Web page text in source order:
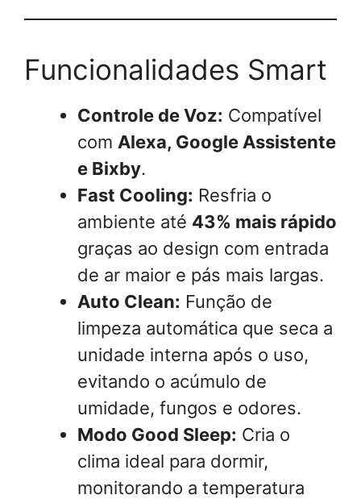
Funcionalidades Smart
Controle de Voz: Compatível
com Alexa, Google Assistente
e Bixby.
Fast Cooling: Resfria o
ambiente até 43% mais rápido
graças ao design com entrada
de ar maior e pás mais largas.
Auto Clean: Função de
limpeza automática que seca a
unidade interna após o uso,
evitando o acúmulo de
umidade, fungos e odores.
Modo Good Sleep: Cria o
clima ideal para dormir,
monitorando a temperatura